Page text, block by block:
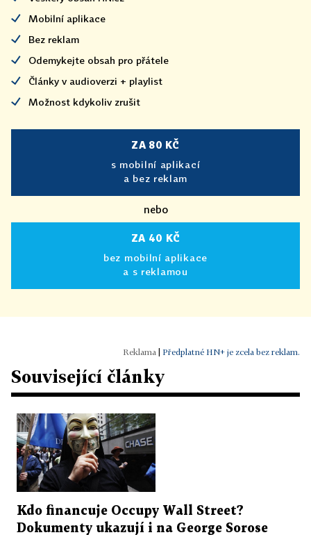
Mobilní aplikace
Bez reklam
Odemykejte obsah pro přátele
Články v audioverzi + playlist
Možnost kdykoliv zrušit
ZA 80 KČ
s mobilní aplikací
a bez reklam
nebo
ZA 40 KČ
bez mobilní aplikace
a s reklamou
Předplatné HN+ je zcela bez reklam.
Související články
Kdo financuje Occupy Wall Street?
Dokumenty ukazují i na George Sorose